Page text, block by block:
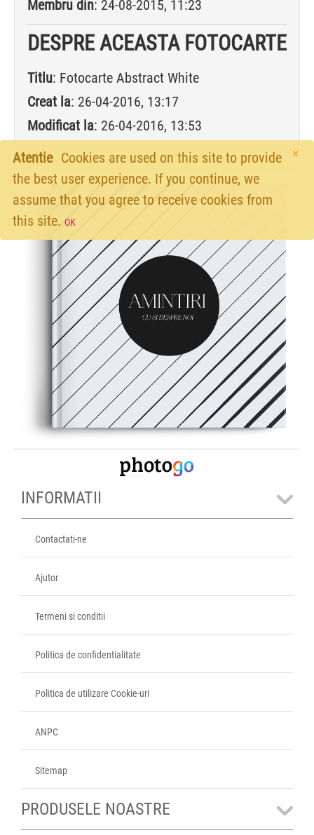
×
Atentie Cookies are used on this site to provide
the best user experience. If you continue, we
assume that you agree to receive cookies from
this site. OK
Membru din: 24-08-2015, 11:23
DESPRE ACEASTA FOTOCARTE
Titlu: Fotocarte Abstract White
Creat la: 26-04-2016, 13:17
Modificat la: 26-04-2016, 13:53
INFORMATII
Contactati-ne
Ajutor
Termeni si conditii
Politica de confidentialitate
Politica de utilizare Cookie-uri
ANPC
Sitemap
PRODUSELE NOASTRE